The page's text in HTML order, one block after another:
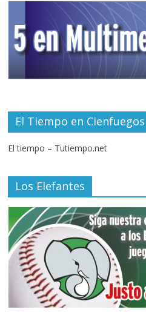
El Tiempo en Cienfuegos
El tiempo – Tutiempo.net
Los Elefantes